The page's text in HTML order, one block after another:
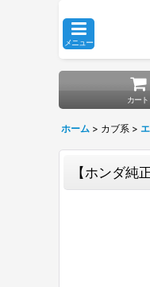
メニュー
カート
ホーム > カブ系 >
【ホンダ純